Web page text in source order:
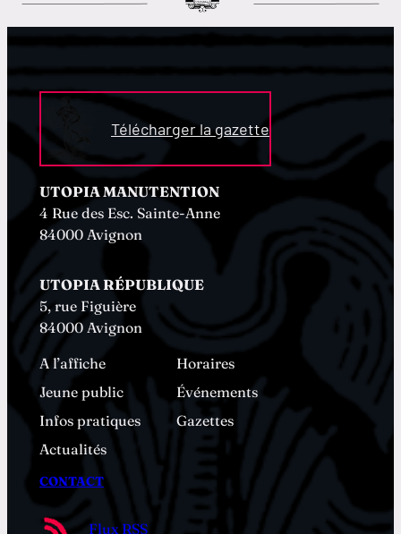
Télécharger la gazette
UTOPIA MANUTENTION
4 Rue des Esc. Sainte-Anne
84000 Avignon
UTOPIA RÉPUBLIQUE
5, rue Figuière
84000 Avignon
A l’affiche
Horaires
Jeune public
Événements
Infos pratiques
Gazettes
Actualités
CONTACT
Flux RSS